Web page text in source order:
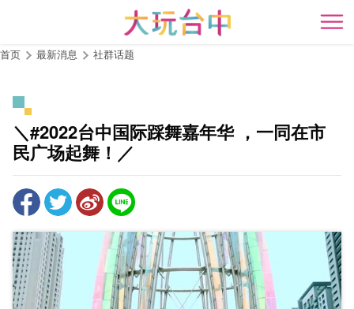
主
要
开
首页 最新消息 社群话题
＼#2022台中国际踩舞嘉年华 ，一同在市
民广场起舞！／